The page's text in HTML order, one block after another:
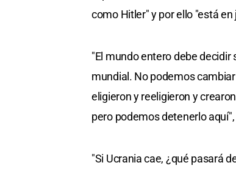
como Hitler" y por ello "está
"El mundo entero debe
mundial. No podemos
eligieron y reeligieron y
pero podemos detenerlo
"Si Ucrania cae, ¿qué pasará